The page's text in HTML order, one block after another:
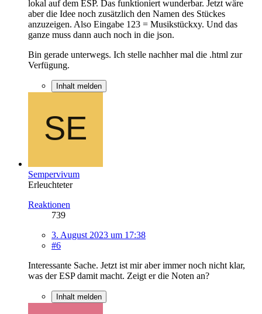
lokal auf dem ESP. Das funktioniert wunderbar. Jetzt wäre
aber die Idee noch zusätzlich den Namen des Stückes
anzuzeigen. Also Eingabe 123 = Musikstückxy. Und das
ganze muss dann auch noch in die json.
Bin gerade unterwegs. Ich stelle nachher mal die .html zur
Verfügung.
Inhalt melden
Sempervivum
Erleuchteter
Reaktionen
739
3. August 2023 um 17:38
#6
Interessante Sache. Jetzt ist mir aber immer noch nicht klar,
was der ESP damit macht. Zeigt er die Noten an?
Inhalt melden